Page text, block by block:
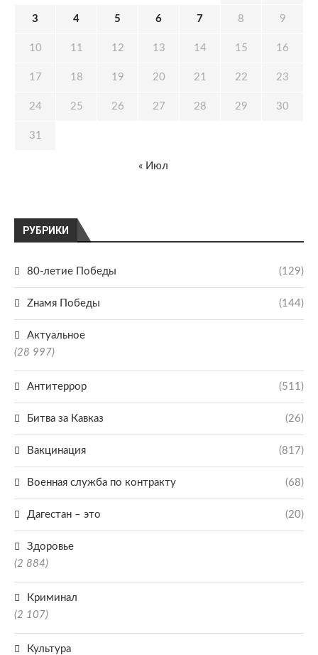
РУБРИКИ
80-летие Победы (129)
Zнамя Победы (144)
Актуальное
(28 997)
Антитеррор (511)
Битва за Кавказ (26)
Вакцинация (817)
Военная служба по контракту (68)
Дагестан – это (20)
Здоровье
(2 884)
Криминал
(2 107)
Культура
3 4 5 6 7 8 9
10 11 12 13 14 15 16
17 18 19 20 21 22 23
24 25 26 27 28 29 30
31
« Июл